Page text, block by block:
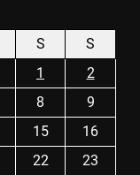
S
S
1
2
8
9
15
16
22 23